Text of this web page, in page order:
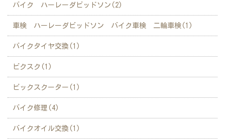
バイク ハーレーダビッドソン(2)
車検 ハーレーダビッドソン バイク車検 二輪車検(1)
バイクタイヤ交換(1)
ビクスク(1)
ビックスクーター(1)
バイク修理(4)
バイクオイル交換(1)